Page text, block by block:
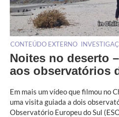
CONTEÚDO EXTERNO
Noites no deserto
aos observatórios
Em mais um vídeo que filmou no
uma visita guiada a dois
Observatório Europeu do Sul